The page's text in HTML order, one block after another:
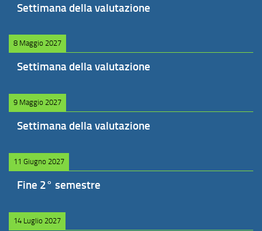
Settimana della valutazione
8 Maggio 2027
Settimana della valutazione
9 Maggio 2027
Settimana della valutazione
11 Giugno 2027
Fine 2° semestre
14 Luglio 2027